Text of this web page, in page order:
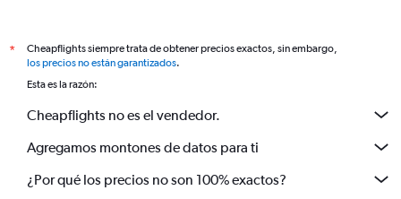
*
Cheapflights siempre trata de obtener precios exactos, sin embargo,
los precios no están garantizados.
Esta es la razón:
Cheapflights no es el vendedor.
Agregamos montones de datos para ti
¿Por qué los precios no son 100% exactos?